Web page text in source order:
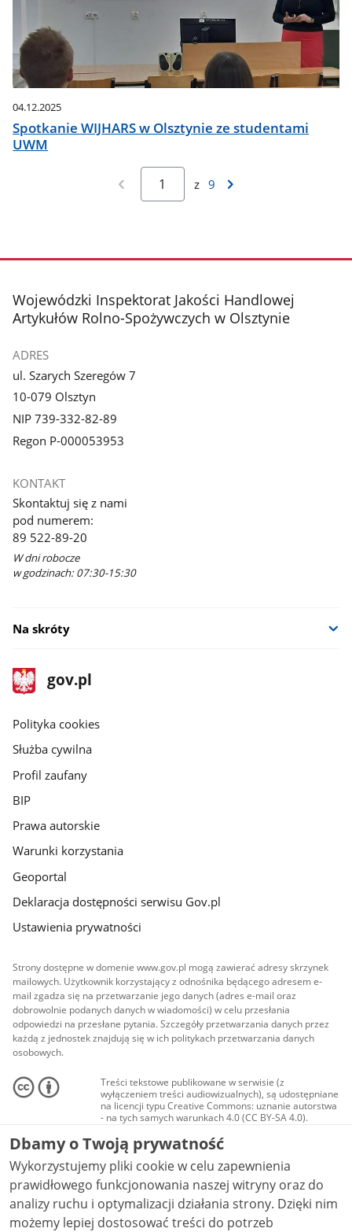
04.12.2025
Spotkanie WIJHARS w Olsztynie ze studentami
UWM
z 9
stopka
Wojewódzki Inspektorat Jakości Handlowej
Artykułów Rolno-Spożywczych w Olsztynie
ADRES
ul. Szarych Szeregów 7
10-079 Olsztyn
NIP 739-332-82-89
Regon P-000053953
KONTAKT
Skontaktuj się z nami
pod numerem:
89 522-89-20
W dni robocze
w godzinach: 07:30-15:30
Na skróty
stopka
gov.pl
Strona
gov.pl
gov.pl
Polityka cookies
Służba cywilna
Profil zaufany
BIP
Prawa autorskie
Warunki korzystania
Geoportal
Deklaracja dostępności serwisu Gov.pl
Ustawienia prywatności
Strony dostępne w domenie www.gov.pl mogą zawierać adresy skrzynek
mailowych. Użytkownik korzystający z odnośnika będącego adresem e-
mail zgadza się na przetwarzanie jego danych (adres e-mail oraz
dobrowolnie podanych danych w wiadomości) w celu przesłania
odpowiedzi na przesłane pytania. Szczegóły przetwarzania danych przez
każdą z jednostek znajdują się w ich politykach przetwarzania danych
osobowych.
Treści tekstowe publikowane w serwisie (z
wyłączeniem treści audiowizualnych), są udostępniane
na licencji typu Creative Commons: uznanie autorstwa
- na tych samych warunkach 4.0 (CC BY-SA 4.0).
Materiały audiowizualne, w tym zdjęcia, materiały
audio i wideo, są udostępniane na licencji typu
Creative Commons: uznanie autorstwa użycie
niekomercyjne - bez utworów zależnych 4.0 (CC BY-
NC-ND 4.0), o ile nie jest to stwierdzone inaczej.
Dbamy o Twoją prywatność
Wykorzystujemy pliki cookie w celu zapewnienia
prawidłowego funkcjonowania naszej witryny oraz do
analizy ruchu i optymalizacji działania strony. Dzięki nim
możemy lepiej dostosować treści do potrzeb